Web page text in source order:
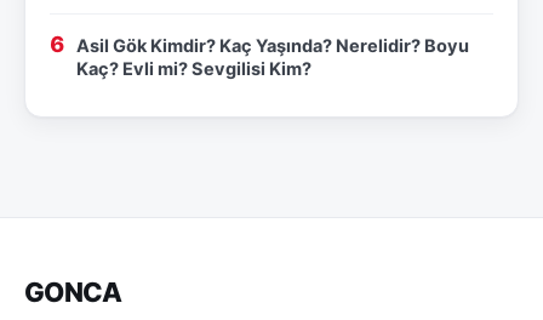
Asil Gök Kimdir? Kaç Yaşında? Nerelidir? Boyu
Kaç? Evli mi? Sevgilisi Kim?
GONCA